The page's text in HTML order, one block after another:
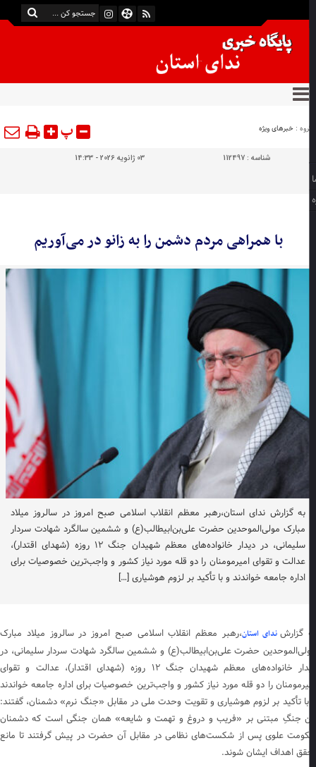
:خبرهای ویژه پ
شناسه :112497 03 ژانویه 2026 - 14:33
با همراهی مردم دشمن را به زانو در می‌آوریم
به گزارش ندای استان،رهبر معظم انقلاب اسلامی صبح امروز در سالروز میلاد
مبارک مولی‌الموحدین حضرت علی‌بن‌ابیطالب(ع) و ششمین سالگرد شهادت سردار
سلیمانی، در دیدار خانواده‌های معظم شهیدان جنگ ۱۲ روزه (شهدای اقتدار)،
عدالت و تقوای امیرمومنان را دو قله مورد نیاز کشور و واجب‌ترین خصوصیات برای
اداره جامعه خواندند و با تأکید بر لزوم هوشیاری […]
گزارشندای استان،رهبر معظم انقلاب اسلامی صبح امروز در سالروز میلاد مبارک
حضرت علی‌بن‌ابیطالب(ع) و ششمین سالگرد شهادت سردار سلیمانی، در
دیدار خانواده‌های معظم شهیدان جنگ ۱۲ روزه (شهدای اقتدار)، عدالت و تقوای
را دو قله مورد نیاز کشور و واجب‌ترین خصوصیات برای اداره جامعه خواندند
تأکید بر لزوم هوشیاری و تقویت وحدت ملی در مقابل «جنگ نرم» دشمنان، گفتند:
جنگِ مبتنی بر «فریب و دروغ و تهمت و شایعه» همان جنگی است که دشمنان
علوی پس از شکست‌های نظامی در مقابل آن حضرت در پیش گرفتند تا مانع
اهداف ایشان شوند.